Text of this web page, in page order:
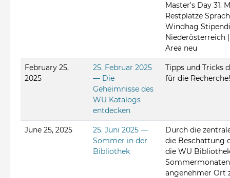
Master's Day 31.
Restplätze
Windhag
Niederösterreich
Area neu
February 25,
2025
25. Februar 2025
— Die
Geheimnisse des
WU Katalogs
entdecken
Tipps und Tricks
für die Recherche!
June 25, 2025
25. Juni 2025 —
Sommer in der
Bibliothek
Durch die
die Beschattung
die WU
angenehmer Ort